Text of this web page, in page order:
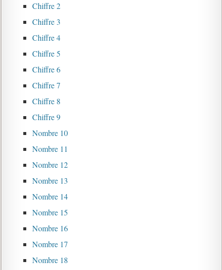
Chiffre 2
Chiffre 3
Chiffre 4
Chiffre 5
Chiffre 6
Chiffre 7
Chiffre 8
Chiffre 9
Nombre 10
Nombre 11
Nombre 12
Nombre 13
Nombre 14
Nombre 15
Nombre 16
Nombre 17
Nombre 18